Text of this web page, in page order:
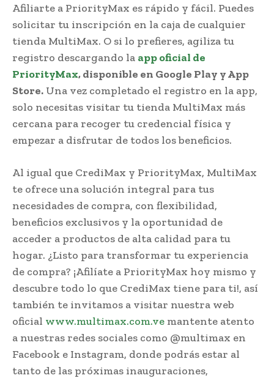
Afiliarte a PriorityMax es rápido y fácil. Puedes
solicitar tu inscripción en la caja de cualquier
tienda MultiMax. O si lo prefieres, agiliza tu
registro descargando la app oficial de
PriorityMax, disponible en Google Play y App
Store. Una vez completado el registro en la app,
solo necesitas visitar tu tienda MultiMax más
cercana para recoger tu credencial física y
empezar a disfrutar de todos los beneficios.
Al igual que CrediMax y PriorityMax, MultiMax
te ofrece una solución integral para tus
necesidades de compra, con flexibilidad,
beneficios exclusivos y la oportunidad de
acceder a productos de alta calidad para tu
hogar. ¿Listo para transformar tu experiencia
de compra? ¡Afilíate a PriorityMax hoy mismo y
descubre todo lo que CrediMax tiene para ti!, así
también te invitamos a visitar nuestra web
oficial www.multimax.com.ve mantente atento
a nuestras redes sociales como @multimax en
Facebook e Instagram, donde podrás estar al
tanto de las próximas inauguraciones,